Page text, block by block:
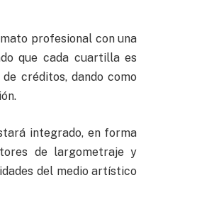
profesional con una
que cada cuartilla es
créditos, dando como
integrado, en forma
de largometraje y
del medio artístico